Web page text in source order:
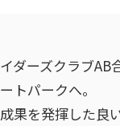
の再婚の可能性！？
ダーズクラブAB
トパークへ。
果を発揮した良